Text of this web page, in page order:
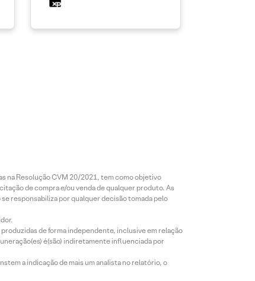
na Resolução CVM 20/2021, tem como objetivo
de compra e/ou venda de qualquer produto. As
responsabiliza por qualquer decisão tomada pelo
de forma independente, inclusive em relação
é(são) indiretamente influenciada por
a indicação de mais um analista no relatório, o